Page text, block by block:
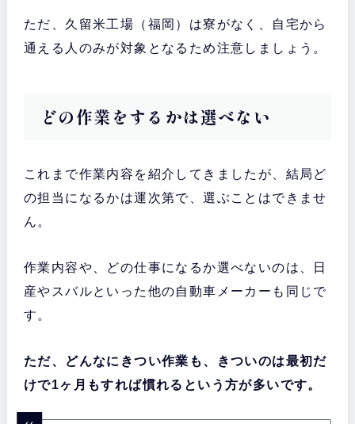
ただ、久留米工場（福岡）は寮がなく、自宅から
通える人のみが対象となるため注意しましょう。
どの作業をするかは選べない
これまで作業内容を紹介してきましたが、結局ど
の担当になるかは運次第で、選ぶことはできませ
ん。
作業内容や、どの仕事になるか選べないのは、日
産やスバルといった他の自動車メーカーも同じで
す。
ただ、どんなにきつい作業も、きついのは最初だ
けで1ヶ月もすれば慣れるという方が多いです。